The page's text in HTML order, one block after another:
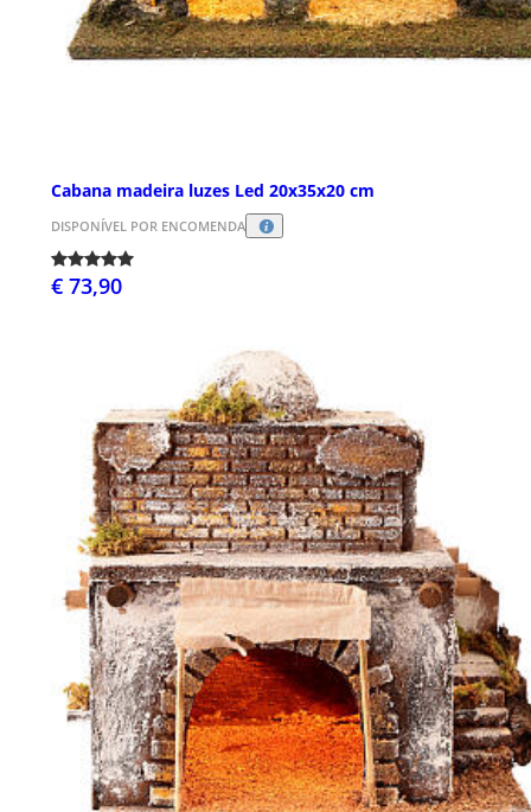
Cabana madeira luzes Led 20x35x20 cm
DISPONÍVEL POR ENCOMENDA
€ 73,90